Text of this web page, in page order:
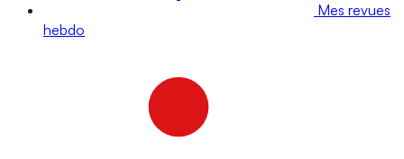
Mes revues
hebdo